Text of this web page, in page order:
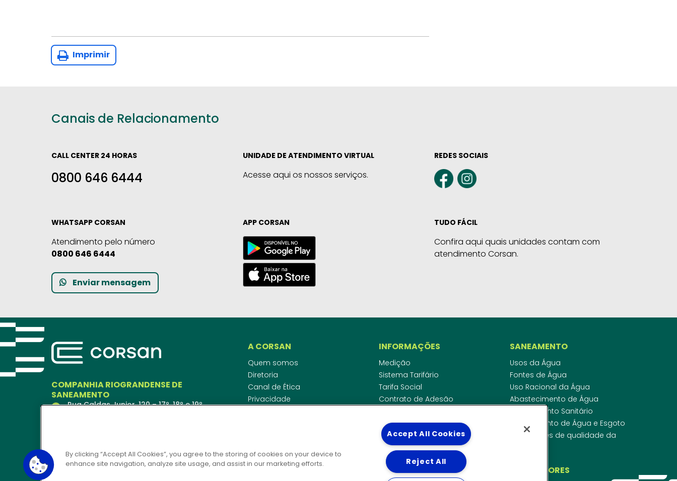
Imprimir
Canais de Relacionamento
CALL CENTER 24 HORAS
0800 646 6444
UNIDADE DE ATENDIMENTO VIRTUAL
Acesse aqui os nossos serviços.
REDES SOCIAIS
WHATSAPP CORSAN
Atendimento pelo número
0800 646 6444
Enviar mensagem
APP CORSAN TUDO FÁCIL
Confira aqui quais unidades contam com
atendimento Corsan.
COMPANHIA RIOGRANDENSE DE
SANEAMENTO
Rua Caldas Junior, 120 – 17º, 18º e 19º
CORSAN 24H
A CORSAN
Quem somos
Diretoria
Canal de Ética
Privacidade
Notícias
INFORMAÇÕES
Medição
Sistema Tarifário
Tarifa Social
Contrato de Adesão
Agências Reguladoras
Cobrança pela Disponibilidade
Padrão de Ligação de Água
Guia Cadastro Técnico
SANEAMENTO
Usos da Água
Fontes de Água
Uso Racional da Água
Abastecimento de Água
Esgotamento Sanitário
Regulamento de Água e Esgoto
Indicadores de qualidade da
INVESTIDORES
By clicking “Accept All Cookies”, you agree to the storing of cookies on your device to
enhance site navigation, analyze site usage, and assist in our marketing efforts.
Accept All Cookies
Reject All